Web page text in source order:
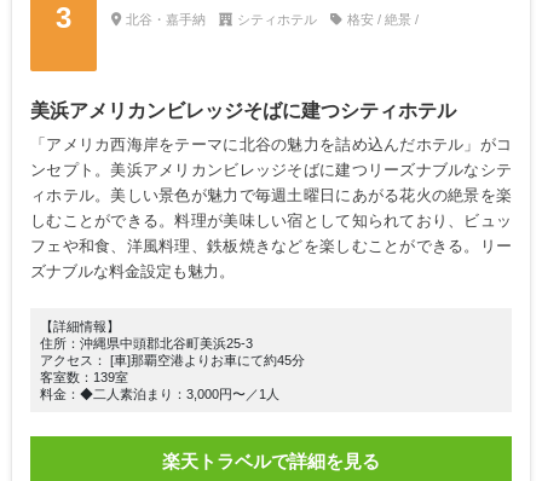
3 北谷・嘉手納 シティホテル 格安 / 絶景 /
美浜アメリカンビレッジそばに建つシティホテル
「アメリカ西海岸をテーマに北谷の魅力を詰め込んだホテル」がコ
ンセプト。美浜アメリカンビレッジそばに建つリーズナブルなシテ
ィホテル。美しい景色が魅力で毎週土曜日にあがる花火の絶景を楽
しむことができる。料理が美味しい宿として知られており、ビュッ
フェや和食、洋風料理、鉄板焼きなどを楽しむことができる。リー
ズナブルな料金設定も魅力。
【詳細情報】
住所：沖縄県中頭郡北谷町美浜25‐3
アクセス： [車]那覇空港よりお車にて約45分
客室数：139室
料金：◆二人素泊まり：3,000円〜／1人
楽天トラベルで詳細を見る